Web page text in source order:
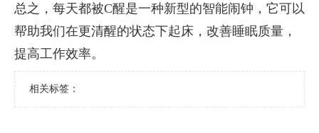
总之，每天都被C醒是一种新型的智能闹钟，它可以
帮助我们在更清醒的状态下起床，改善睡眠质量，
提高工作效率。
相关标签：